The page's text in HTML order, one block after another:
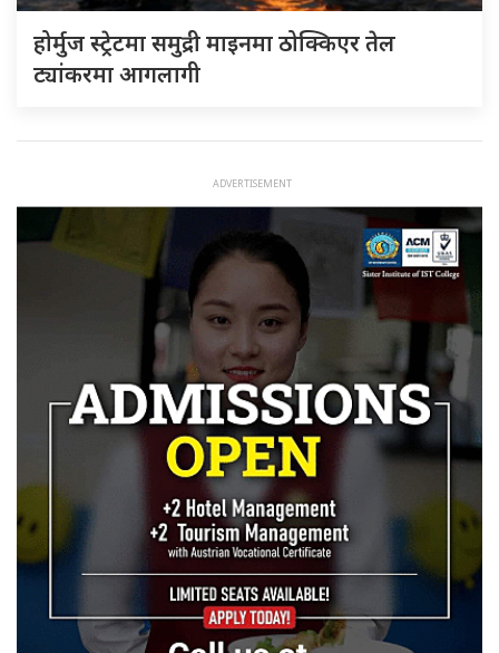
होर्मुज स्ट्रेटमा समुद्री माइनमा ठोक्किएर तेल
ट्यांकरमा आगलागी